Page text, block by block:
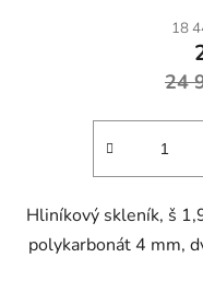
18
24
Hliníkový skleník, š
polykarbonát 4 mm,